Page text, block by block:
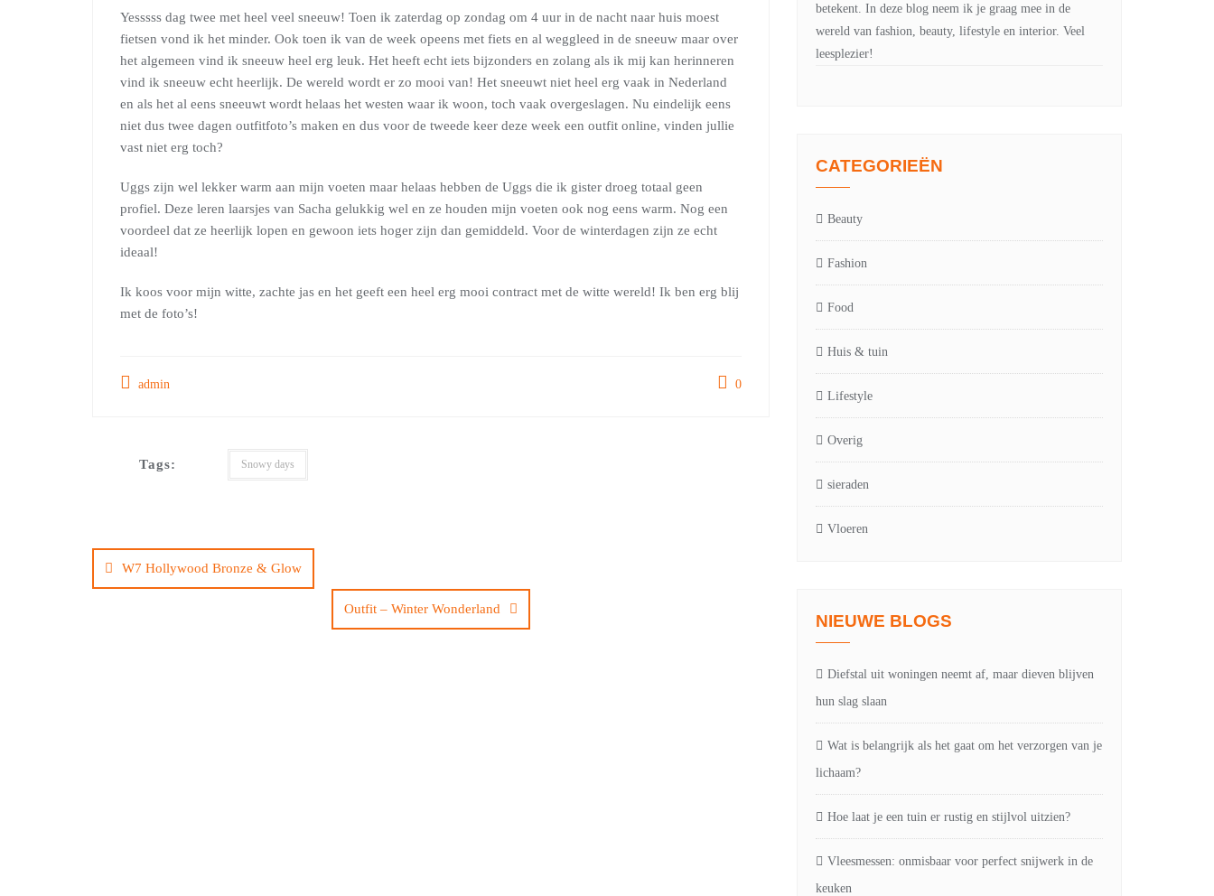
Yesssss dag twee met heel veel sneeuw! Toen ik zaterdag op zondag om 4 uur in de nacht naar huis moest
fietsen vond ik het minder. Ook toen ik van de week opeens met fiets en al weggleed in de sneeuw maar over
het algemeen vind ik sneeuw heel erg leuk. Het heeft echt iets bijzonders en zolang als ik mij kan herinneren
vind ik sneeuw echt heerlijk. De wereld wordt er zo mooi van! Het sneeuwt niet heel erg vaak in Nederland
en als het al eens sneeuwt wordt helaas het westen waar ik woon, toch vaak overgeslagen. Nu eindelijk eens
niet dus twee dagen outfitfoto’s maken en dus voor de tweede keer deze week een outfit online, vinden jullie
vast niet erg toch?
Uggs zijn wel lekker warm aan mijn voeten maar helaas hebben de Uggs die ik gister droeg totaal geen
profiel. Deze leren laarsjes van Sacha gelukkig wel en ze houden mijn voeten ook nog eens warm. Nog een
voordeel dat ze heerlijk lopen en gewoon iets hoger zijn dan gemiddeld. Voor de winterdagen zijn ze echt
ideaal!
Ik koos voor mijn witte, zachte jas en het geeft een heel erg mooi contract met de witte wereld! Ik ben erg blij
met de foto’s!
admin 0
Tags: Snowy days
navigatie
W7 Hollywood Bronze & Glow
Outfit – Winter Wonderland
betekent. In deze blog neem ik je graag mee in de
wereld van fashion, beauty, lifestyle en interior. Veel
leesplezier!
CATEGORIEËN
Beauty
Fashion
Food
Huis & tuin
Lifestyle
Overig
sieraden
Vloeren
NIEUWE BLOGS
Diefstal uit woningen neemt af, maar dieven blijven
hun slag slaan
Wat is belangrijk als het gaat om het verzorgen van je
lichaam?
Hoe laat je een tuin er rustig en stijlvol uitzien?
Vleesmessen: onmisbaar voor perfect snijwerk in de
keuken